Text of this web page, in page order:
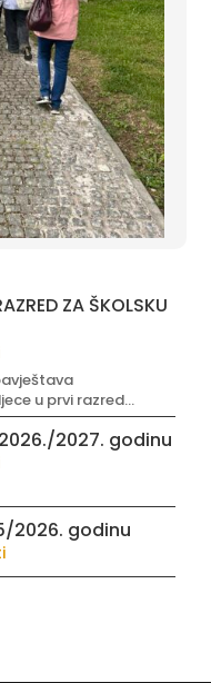
ZA ŠKOLSKU
u prvi razred...
2027. godinu
2026. godinu